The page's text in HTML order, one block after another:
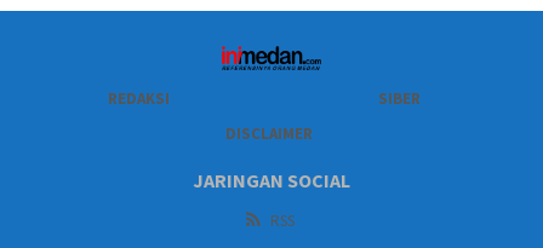
REDAKSI
SIBER
DISCLAIMER
JARINGAN SOCIAL
RSS